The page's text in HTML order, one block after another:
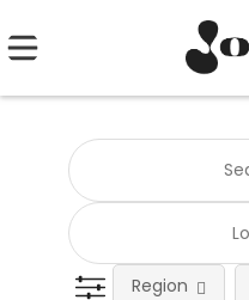
Region